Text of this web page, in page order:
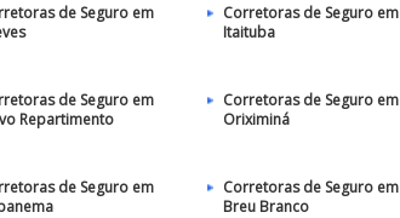
de Seguro em
Corretoras de Seguro em
Itaituba
de Seguro em
Repartimento
Corretoras de Seguro em
Oriximiná
de Seguro em
Corretoras de Seguro em
Breu Branco